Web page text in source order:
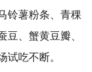
铃薯粉条、青稞
豆、蟹黄豆瓣、
试吃不断。